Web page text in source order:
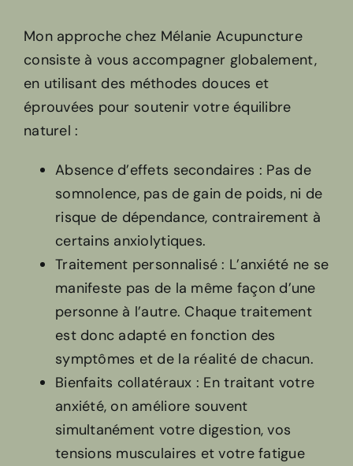
Mon approche chez Mélanie Acupuncture
consiste à vous accompagner globalement,
en utilisant des méthodes douces et
éprouvées pour soutenir votre équilibre
naturel :
Absence d’effets secondaires : Pas de
somnolence, pas de gain de poids, ni de
risque de dépendance, contrairement à
certains anxiolytiques.
Traitement personnalisé : L’anxiété ne se
manifeste pas de la même façon d’une
personne à l’autre. Chaque traitement
est donc adapté en fonction des
symptômes et de la réalité de chacun.
Bienfaits collatéraux : En traitant votre
anxiété, on améliore souvent
simultanément votre digestion, vos
tensions musculaires et votre fatigue